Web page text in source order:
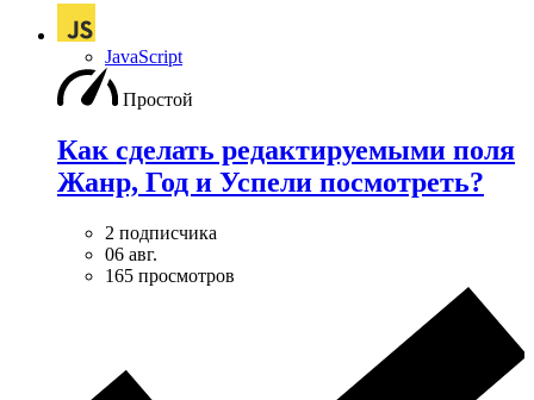
JavaScript
Простой
Как сделать редактируемыми поля
Жанр, Год и Успели посмотреть?
2 подписчика
06 авг.
165 просмотров